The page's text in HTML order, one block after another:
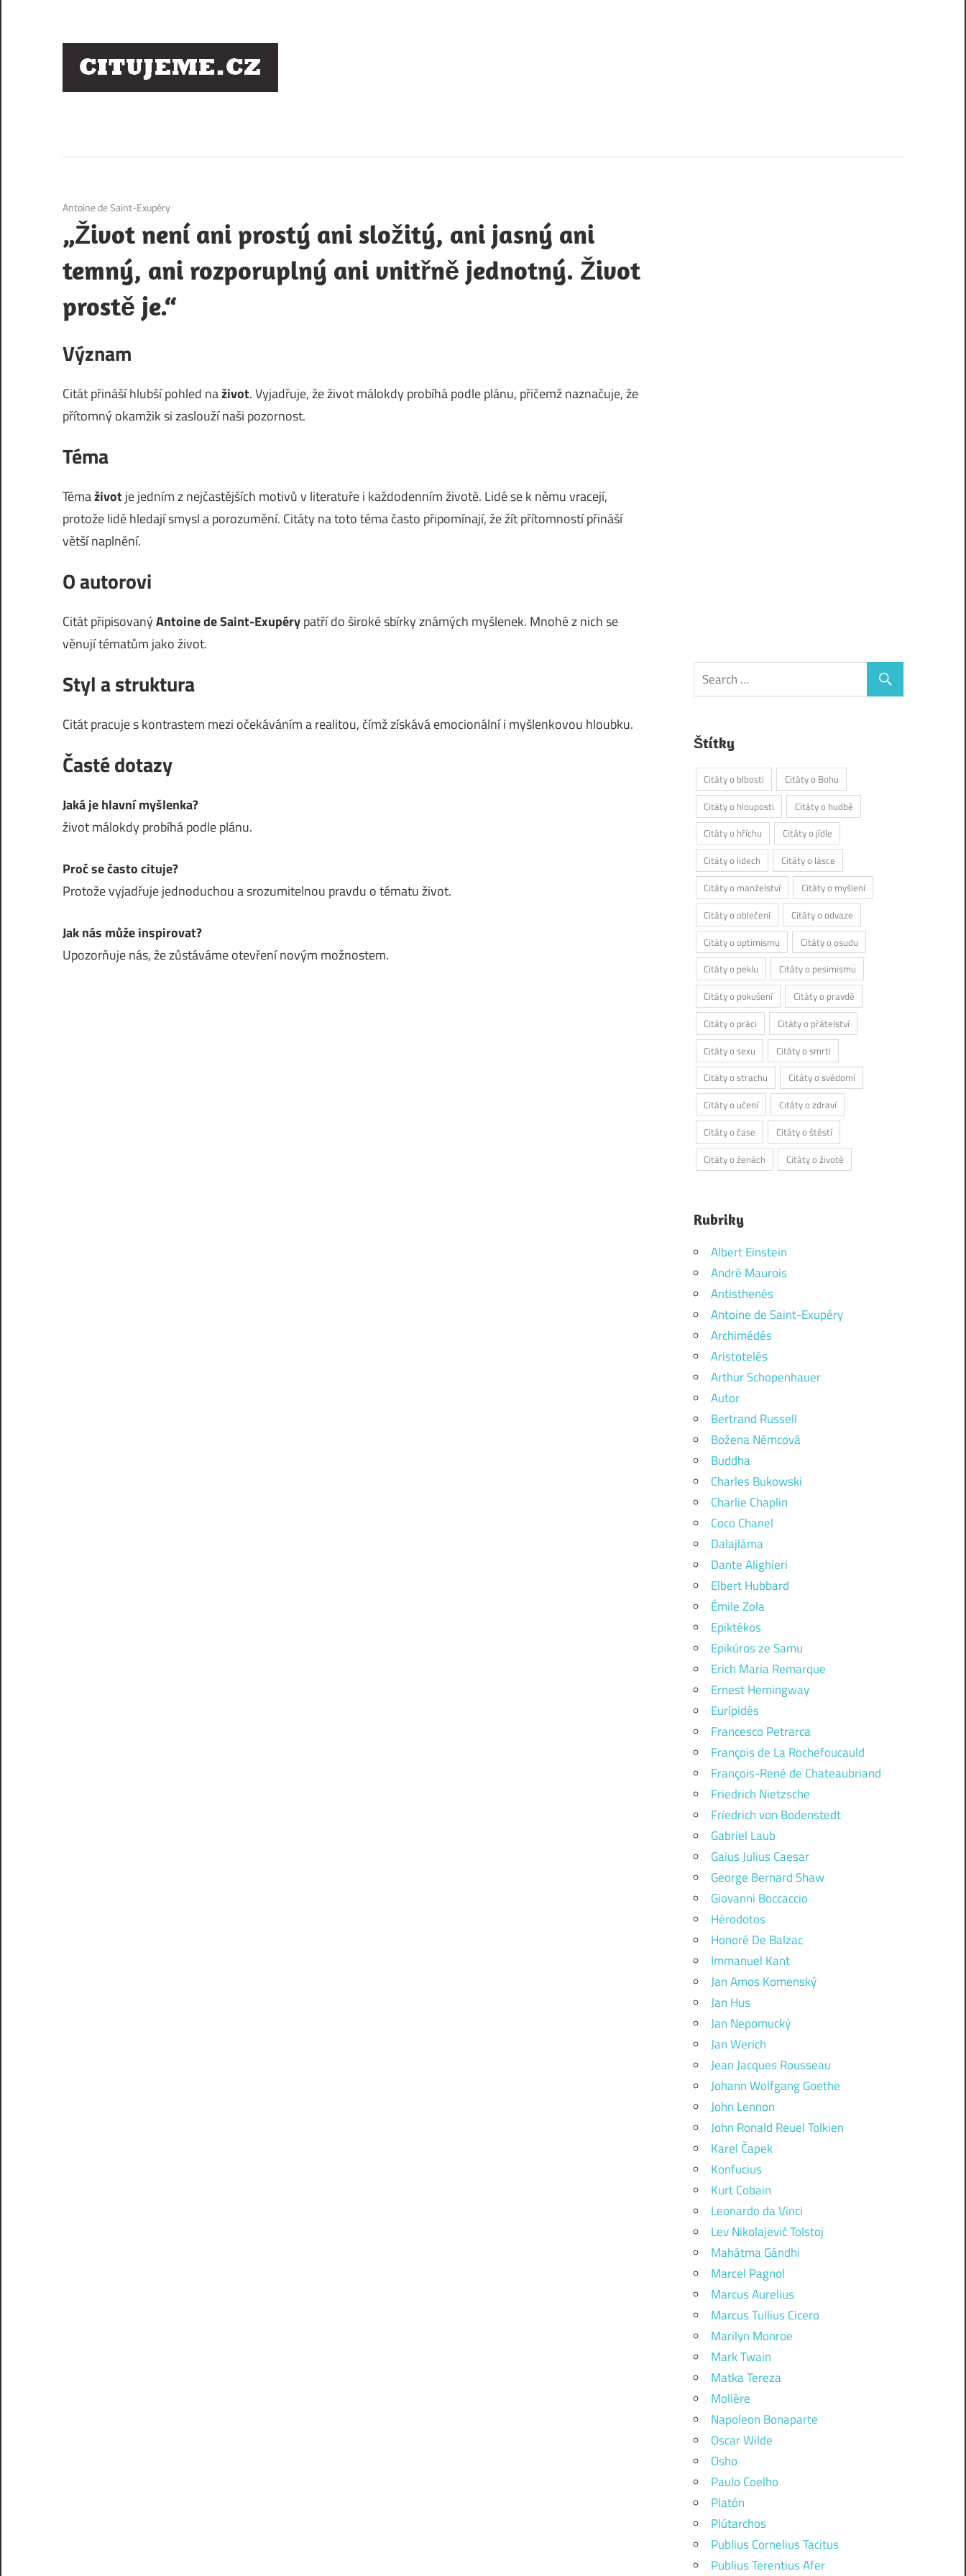
osobností
4. 12. 2020
Antoine de Saint-Exupéry
„Život není ani prostý ani složitý, ani jasný ani
temný, ani rozporuplný ani vnitřně jednotný. Život
prostě je.“
Význam
Citát přináší hlubší pohled naživot. Vyjadřuje, že život málokdy probíhá podle plánu, přičemž naznačuje, že
přítomný okamžik si zaslouží naši pozornost.
Téma
Témaživot je jedním z nejčastějších motivů v literatuře i každodenním životě. Lidé se k němu vracejí,
protože lidé hledají smysl a porozumění. Citáty na toto téma často připomínají, že žít přítomností přináší
větší naplnění.
O autorovi
Citát připisovanýAntoine de Saint-Exupérypatří do široké sbírky známých myšlenek. Mnohé z nich se
věnují tématům jako život.
Styl a struktura
Citát pracuje s kontrastem mezi očekáváním a realitou, čímž získává emocionální i myšlenkovou hloubku.
Časté dotazy
Jaká je hlavní myšlenka?
život málokdy probíhá podle plánu.
Proč se často cituje?
Protože vyjadřuje jednoduchou a srozumitelnou pravdu o tématu život.
Jak nás může inspirovat?
Upozorňuje nás, že zůstáváme otevření novým možnostem.
Štítky
Citáty o blbosti
Citáty o Bohu
Citáty o hlouposti
Citáty o hudbě
Citáty o hříchu
Citáty o jídle
Citáty o lidech
Citáty o lásce
Citáty o manželství
Citáty o myšlení
Citáty o oblečení
Citáty o odvaze
Citáty o optimismu
Citáty o osudu
Citáty o peklu
Citáty o pesimismu
Citáty o pokušení
Citáty o pravdě
Citáty o práci
Citáty o přátelství
Citáty o sexu
Citáty o smrti
Citáty o strachu
Citáty o svědomí
Citáty o učení
Citáty o zdraví
Citáty o čase
Citáty o štěstí
Citáty o ženách
Citáty o životě
Rubriky
Albert Einstein
André Maurois
Antisthenés
Antoine de Saint-Exupéry
Archimédés
Aristotelés
Arthur Schopenhauer
Autor
Bertrand Russell
Božena Němcová
Buddha
Charles Bukowski
Charlie Chaplin
Coco Chanel
Dalajláma
Dante Alighieri
Elbert Hubbard
Émile Zola
Epiktékos
Epikúros ze Samu
Erich Maria Remarque
Ernest Hemingway
Eurípidés
Francesco Petrarca
François de La Rochefoucauld
François-René de Chateaubriand
Friedrich Nietzsche
Friedrich von Bodenstedt
Gabriel Laub
Gaius Julius Caesar
George Bernard Shaw
Giovanni Boccaccio
Hérodotos
Honoré De Balzac
Immanuel Kant
Jan Amos Komenský
Jan Hus
Jan Nepomucký
Jan Werich
Jean Jacques Rousseau
Johann Wolfgang Goethe
John Lennon
John Ronald Reuel Tolkien
Karel Čapek
Konfucius
Kurt Cobain
Leonardo da Vinci
Lev Nikolajevič Tolstoj
Mahátma Gándhi
Marcel Pagnol
Marcus Aurelius
Marcus Tullius Cicero
Marilyn Monroe
Mark Twain
Matka Tereza
Molière
Napoleon Bonaparte
Oscar Wilde
Osho
Paulo Coelho
Platón
Plútarchos
Publius Cornelius Tacitus
Publius Terentius Afer